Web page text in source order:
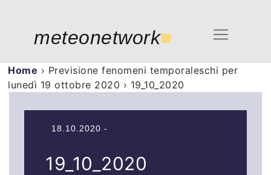
meteonetwork■
Home › Previsione fenomeni temporaleschi per
lunedì 19 ottobre 2020 › 19_10_2020
18.10.2020 -
19_10_2020